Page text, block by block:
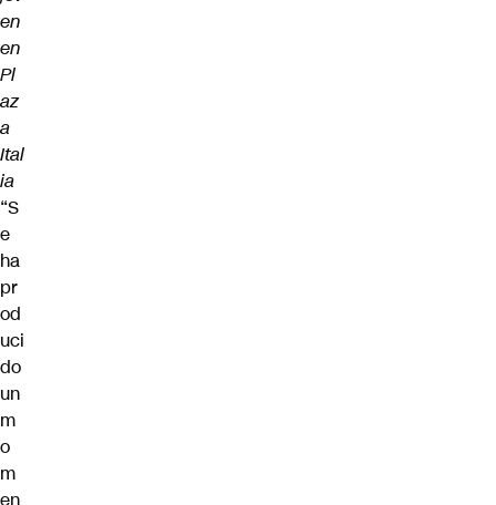
en
en
Pl
az
a
Ital
ia
“S
e
ha
pr
od
uci
do
un
m
o
m
en